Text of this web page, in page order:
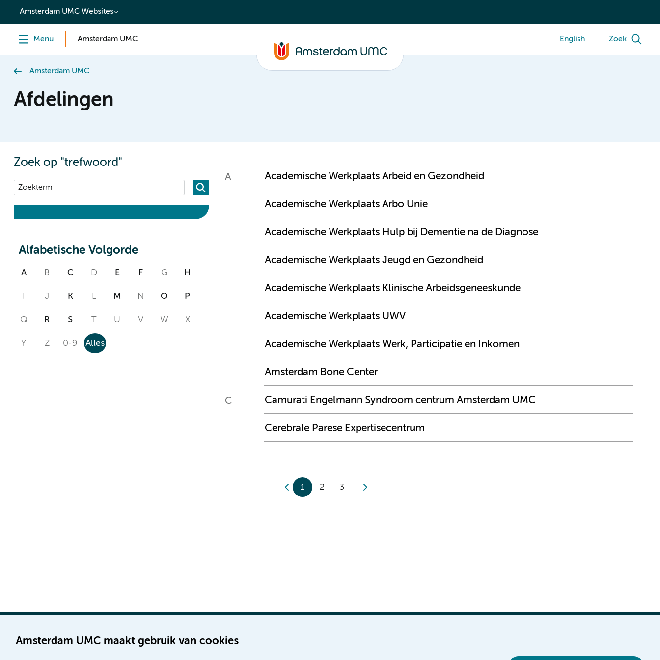
content
Amsterdam UMC maakt gebruik van cookies
Amsterdam UMC Websites
Menu Amsterdam UMC English Zoek
Amsterdam UMC
Afdelingen
Zoek op "trefwoord"
Alfabetische Volgorde
A B C D E F G H
J K L M N O P
Q R S T U V W X
Y Z 0-9 Alles
A Academische Werkplaats Arbeid en Gezondheid
Academische Werkplaats Arbo Unie
Academische Werkplaats Hulp bij Dementie na de Diagnose
Academische Werkplaats Jeugd en Gezondheid
Academische Werkplaats Klinische Arbeidsgeneeskunde
Academische Werkplaats UWV
Academische Werkplaats Werk, Participatie en Inkomen
Amsterdam Bone Center
C Camurati Engelmann Syndroom centrum Amsterdam UMC
Cerebrale Parese Expertisecentrum
1 2 3